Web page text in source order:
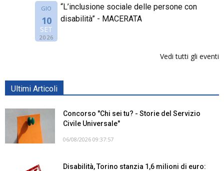
GIO
10
SET
2026
“L’inclusione sociale delle persone con
disabilità” - MACERATA
Vedi tutti gli eventi
Ultimi Articoli
Concorso "Chi sei tu? - Storie del Servizio
Civile Universale"
06/08/2026 09:37:57
Disabilità, Torino stanzia 1,6 milioni di euro: